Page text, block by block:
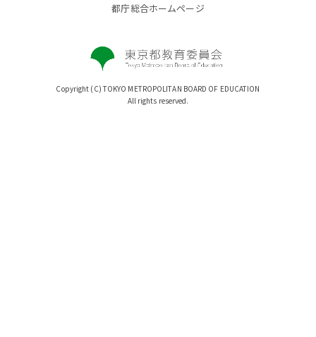
都庁総合ホームページ
Copyright (C) TOKYO METROPOLITAN BOARD OF EDUCATION
All rights reserved.